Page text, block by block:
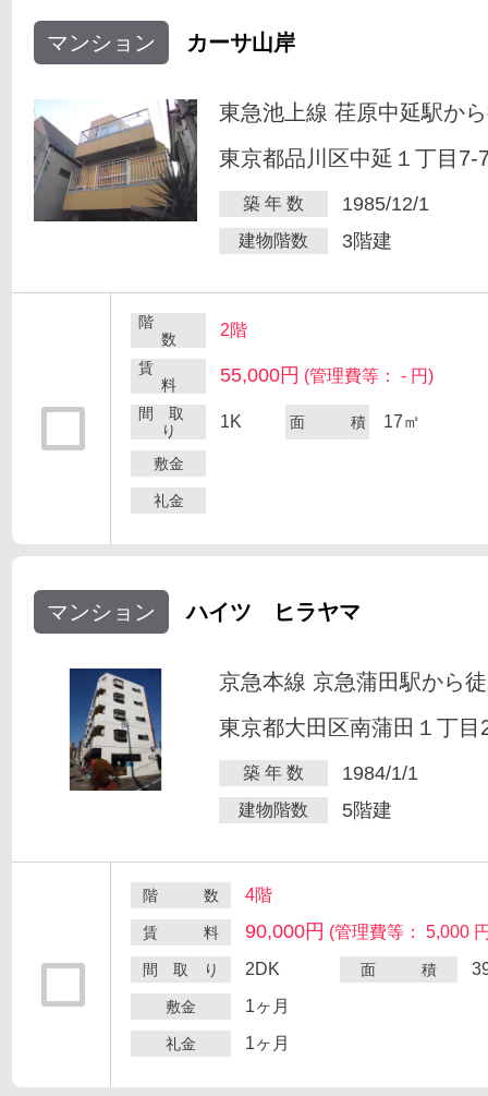
マンション カーサ山岸
東急池上線 荏原中延駅か
東京都品川区中延１丁目7-
築 年 数 1985/12/1
建物階数 3階建
階
数
2階
賃
料
55,000円 (管理費等： - 円)
間 取
り
1K 面 積 17㎡
敷金
礼金
マンション ハイツ ヒラヤマ
京急本線 京急蒲田駅から
東京都大田区南蒲田１丁目
築 年 数 1984/1/1
建物階数 5階建
階 数 4階
賃 料 90,000円 (管理費等： 5,000
間 取 り 2DK 面 積
敷金 1ヶ月
礼金 1ヶ月